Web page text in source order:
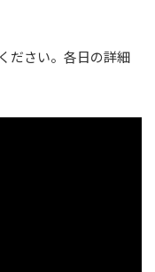
ださい。各日の詳細